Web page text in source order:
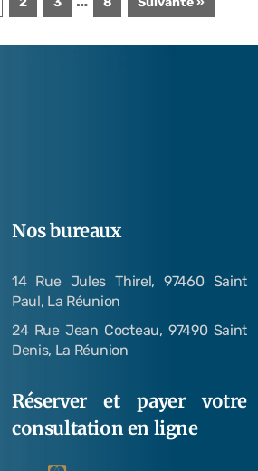
Nos bureaux
14 Rue Jules Thirel, 97460 Saint
Paul, La Réunion
24 Rue Jean Cocteau, 97490 Saint
Denis, La Réunion
Réserver et payer votre
consultation en ligne